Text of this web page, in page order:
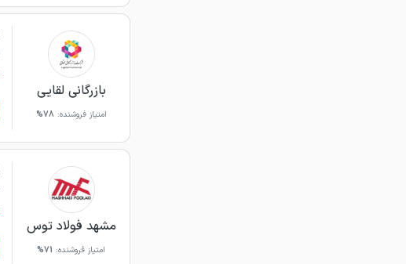
بازرگانی لقایی
امتیاز فروشنده: 78%
مشهد فولاد توس
امتیاز فروشنده: 71%